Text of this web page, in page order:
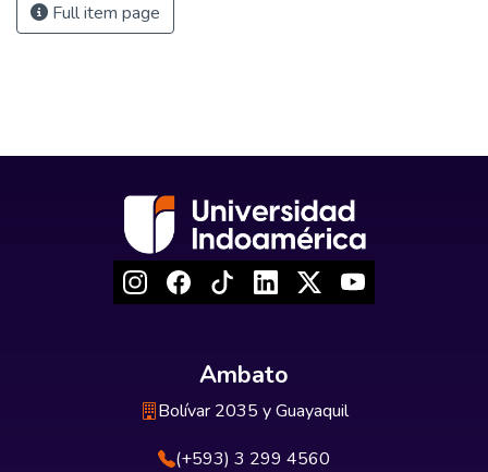
Full item page
Ambato
Bolívar 2035 y Guayaquil
(+593) 3 299 4560